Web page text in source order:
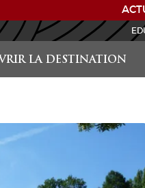
LA DESTINATION